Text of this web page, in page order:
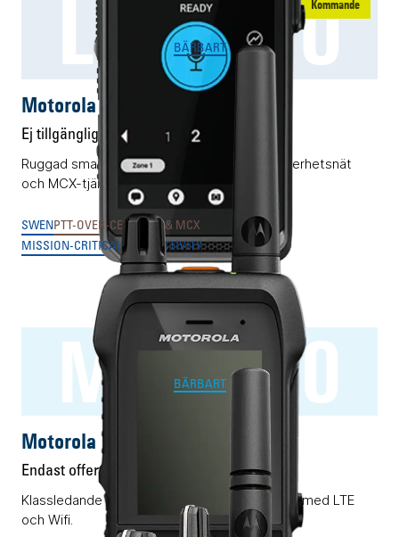
Kommande
LEX L30
BÄRBART
Motorola LEX L30
Ej tillgänglig
Ruggad smartphone för 3GPP-baserade säkerhetsnät
och MCX-tjänster.
SWEN PTT-OVER-CELLULAR & MCX
MISSION-CRITICAL CONNECTIVITY
MXP660
BÄRBART
Motorola MXP660
Endast offert
Klassledande RAKEL/TETRA-terminal förädlad med LTE
och Wifi.